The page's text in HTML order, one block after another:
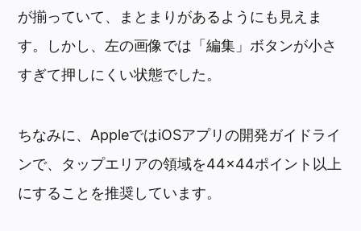
が揃っていて、まとまりがあるようにも見えま
す。しかし、左の画像では「編集」ボタンが小さ
すぎて押しにくい状態でした。
ちなみに、AppleではiOSアプリの開発ガイドライ
ンで、タップエリアの領域を44×44ポイント以上
にすることを推奨しています。